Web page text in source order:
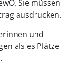
Sie müssen
ausdrucken.
und
als es Plätze